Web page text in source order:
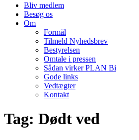
Bliv medlem
Besøg os
Om
Formål
Tilmeld Nyhedsbrev
Bestyrelsen
Omtale i pressen
Sådan virker PLAN Bi
Gode links
Vedtægter
Kontakt
Tag: Dødt ved